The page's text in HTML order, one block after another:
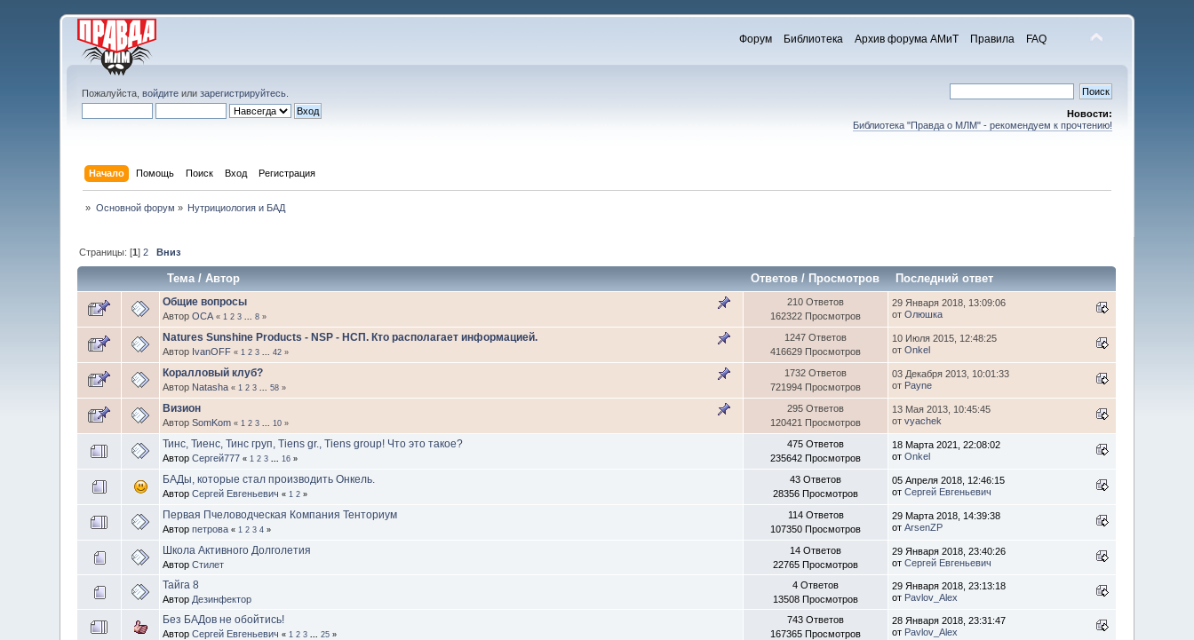
Форум Библиотека Архив форума АМиТ Правила FAQ
Пожалуйста,войдите илизарегистрируйтесь
Новости:
Библиотека "Правда о МЛМ" - рекомендуем к прочтению!
Начало Помощь Поиск Вход Регистрация
» Основной форум » Нутрициология и БАД
Страницы: [1]2 Вниз
Тема/Автор Ответов /Просмотров Последний ответ
Общие вопросы
АвторОСА « 1 2 3 ...8 »
210 Ответов
162322 Просмотров
29 Января 2018, 13:09:06
отОлюшка
Natures Sunshine Products - NSP - НСП. Кто располагает информацией.
Автор IvanOFF « 1 2 3 ...42 »
1247 Ответов
416629 Просмотров
10 Июля 2015, 12:48:25
отOnkel
Коралловый клуб?
Автор Natasha « 1 2 3 ...58 »
1732 Ответов
721994 Просмотров
03 Декабря 2013, 10:01:33
от Payne
Визион
АвторSomKom « 1 2 3 10 »
295 Ответов
120421 Просмотров
13 Мая 2013, 10:45:45
отvyachek
Тинс, Тиенс, Тинс груп, Tiens gr., Tiens group! Что это такое?
АвторСергей777 « 1 2 3 16 »
475 Ответов
235642 Просмотров
18 Марта 2021, 22:08:02
отOnkel
БАДы, которые стал производить Онкель.
АвторСергей Евгеньевич « 1 2 »
43 Ответов
28356 Просмотров
05 Апреля 2018, 12:46:15
отСергей Евгеньевич
Первая Пчеловодческая Компания Тенториум
Авторпетрова « 1 2 3 4 »
114 Ответов
107350 Просмотров
29 Марта 2018, 14:39:38
отArsenZP
Школа Активного Долголетия
АвторСтилет
14 Ответов
22765 Просмотров
29 Января 2018, 23:40:26
отСергей Евгеньевич
Тайга 8
Автор Дезинфектор
4 Ответов
13508 Просмотров
29 Января 2018, 23:13:18
от Pavlov_Alex
Без БАДов не обойтись!
АвторСергей Евгеньевич « 1 2 3 ...25 »
743 Ответов
167365 Просмотров
28 Января 2018, 23:31:47
от Pavlov_Alex